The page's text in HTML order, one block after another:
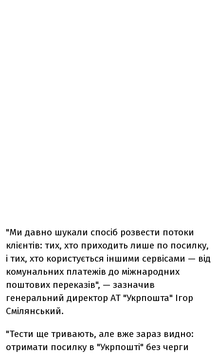
"Ми давно шукали спосіб розвести потоки
клієнтів: тих, хто приходить лише по посилку,
і тих, хто користується іншими сервісами — від
комунальних платежів до міжнародних
поштових переказів", — зазначив
генеральний директор АТ "Укрпошта" Ігор
Смілянський.
"Тести ще тривають, але вже зараз видно:
отримати посилку в "Укрпошті" без черги